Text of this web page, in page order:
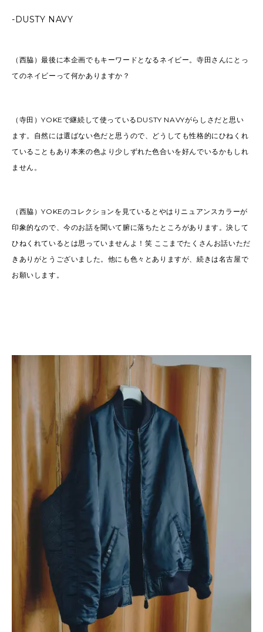
-DUSTY NAVY
（西脇）最後に本企画でもキーワードとなるネイビー。寺田さんにとっ
てのネイビーって何かありますか？
（寺田）YOKEで継続して使っているDUSTY NAVYがらしさだと思い
ます。自然には選ばない色だと思うので、どうしても性格的にひねくれ
ていることもあり本来の色より少しずれた色合いを好んでいるかもしれ
ません。
（西脇）YOKEのコレクションを見ているとやはりニュアンスカラーが
印象的なので、今のお話を聞いて腑に落ちたところがあります。決して
ひねくれているとは思っていませんよ！笑 ここまでたくさんお話いただ
きありがとうございました。他にも色々とありますが、続きは名古屋で
お願いします。